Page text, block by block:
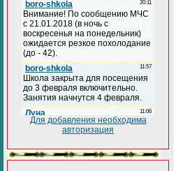
Для добавления необходима
авторизация